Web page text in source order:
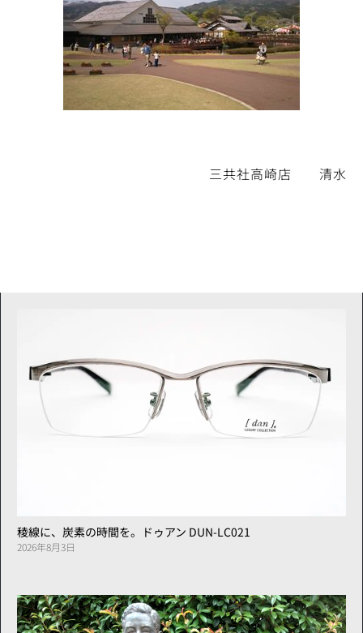
三共社高崎店 清水
稜線に、炭素の時間を。ドゥアン DUN-LC021
2026年8月3日